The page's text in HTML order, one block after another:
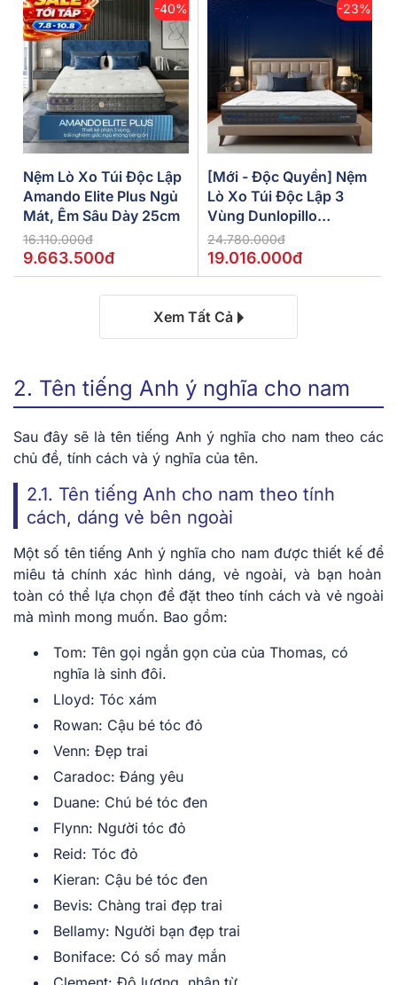
-40%
Nệm Lò Xo Túi Độc Lập
Amando Elite Plus Ngủ
Mát, Êm Sâu Dày 25cm
16.110.000đ
9.663.500đ
-23%
[Mới - Độc Quyền] Nệm
Lò Xo Túi Độc Lập 3
Vùng Dunlopillo
De.Stress Powerful
24.780.000đ
19.016.000đ
Xem Tất Cả
2. Tên tiếng Anh ý nghĩa cho nam
Sau đây sẽ là tên tiếng Anh ý nghĩa cho nam theo các
chủ đề, tính cách và ý nghĩa của tên.
2.1. Tên tiếng Anh cho nam theo tính
cách, dáng vẻ bên ngoài
Một số tên tiếng Anh ý nghĩa cho nam được thiết kếđể
miêu tả chính xác hình dáng, vẻ ngoài, và bạn hoàn
toàn có thể lựa chọn để đặt theo tính cách và vẻ ngoài
mà mình mong muốn. Bao gồm:
Tom: Tên gọi ngắn gọn của của Thomas, có
nghĩa là sinh đôi.
Lloyd: Tóc xám
Rowan: Cậu bé tóc đỏ
Venn: Đẹp trai
Caradoc: Đáng yêu
Duane: Chú bé tóc đen
Flynn: Người tóc đỏ
Reid: Tóc đỏ
Kieran: Cậu bé tóc đen
Bevis: Chàng trai đẹp trai
Bellamy: Người bạn đẹp trai
Boniface: Có số may mắn